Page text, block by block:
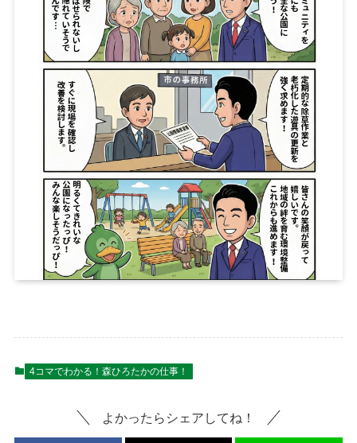
4コマでわかる！森ひろたかの仕事！
よかったらシェアしてね！